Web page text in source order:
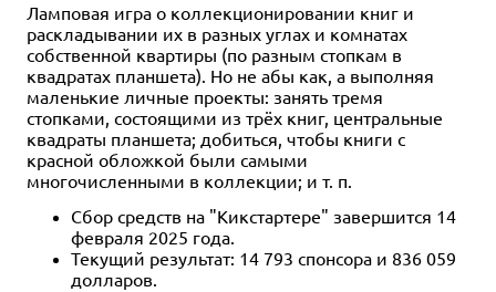
Ламповая игра о коллекционировании книг и
раскладывании их в разных углах и комнатах
собственной квартиры (по разным стопкам в
квадратах планшета). Но не абы как, а выполняя
маленькие личные проекты: занять тремя
стопками, состоящими из трёх книг, центральные
квадраты планшета; добиться, чтобы книги с
красной обложкой были самыми
многочисленными в коллекции; и т. п.
Сбор средств на "Кикстартере" завершится 14
февраля 2025 года.
Текущий результат: 14 793 спонсора и 836 059
долларов.